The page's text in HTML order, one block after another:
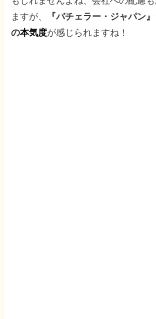
ますが、
『バチェラー・ジャパン
の本気度が感じられますね！